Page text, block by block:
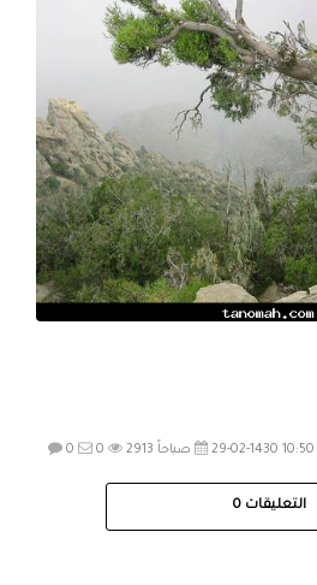
29-02-1430 10:50 صباحاً
0 0 2913
التعليقات 0